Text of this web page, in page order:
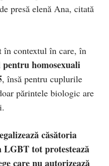
presă elenă Ana, citată
în contextul în care, în
homosexuali
, însă pentru cuplurile
părintele biologic are
căsătoria
LGBT tot protestează
care nu autorizează